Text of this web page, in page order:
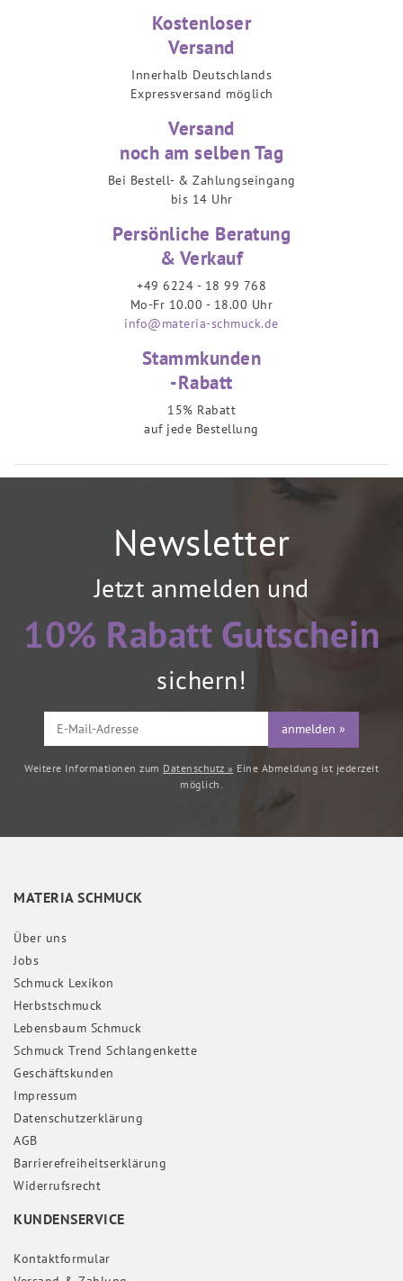
Kostenloser
Versand
Innerhalb Deutschlands
Expressversand möglich
Versand
noch am selben Tag
Bei Bestell- & Zahlungseingang
bis 14 Uhr
Persönliche Beratung
& Verkauf
+49 6224 - 18 99 768
Mo-Fr 10.00 - 18.00 Uhr
info@materia-schmuck.de
Stammkunden
-Rabatt
15% Rabatt
auf jede Bestellung
Newsletter
Jetzt anmelden und
10% Rabatt Gutschein
sichern!
anmelden »
Weitere Informationen zum Datenschutz » Eine Abmeldung ist jederzeit
möglich.
MATERIA SCHMUCK
Über uns
Jobs
Schmuck Lexikon
Herbstschmuck
Lebensbaum Schmuck
Schmuck Trend Schlangenkette
Geschäftskunden
Impressum
Daten­schutz­erklärung
AGB
Barrierefreiheitserklärung
Widerrufs­recht
KUNDENSERVICE
Kontaktformular